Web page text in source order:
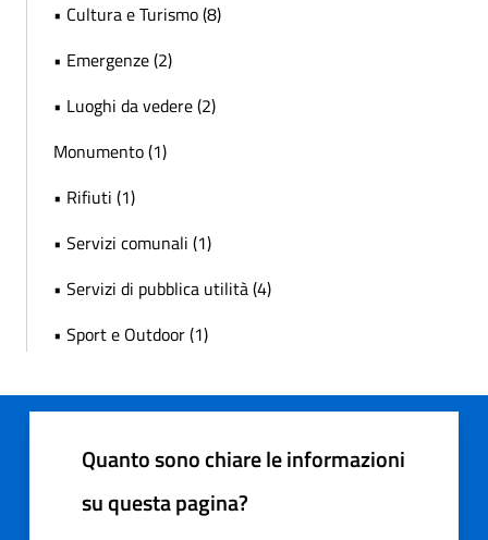
• Cultura e Turismo (8)
• Emergenze (2)
• Luoghi da vedere (2)
Monumento (1)
• Rifiuti (1)
• Servizi comunali (1)
• Servizi di pubblica utilità (4)
• Sport e Outdoor (1)
Quanto sono chiare le informazioni
su questa pagina?